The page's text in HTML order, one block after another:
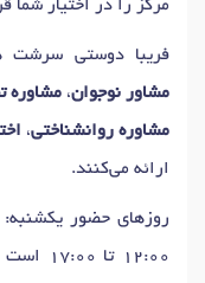
مرکز را در اختیار شما
فریبا دوستی سرشت
مشاور نوجوان، مشاوره
مشاوره روانشناختی،
ارائه می‌کنند.
12:00